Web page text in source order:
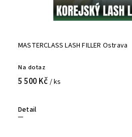
MASTERCLASS LASH FILLER Ostrava
Na dotaz
5 500 Kč / ks
Detail